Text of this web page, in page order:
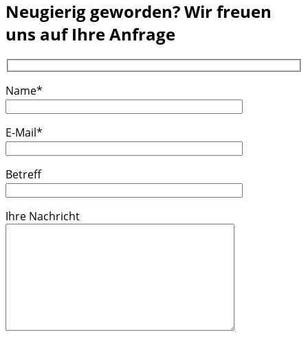
Neugierig geworden? Wir freuen
uns auf Ihre Anfrage
Name*
E-Mail*
Betreff
Ihre Nachricht